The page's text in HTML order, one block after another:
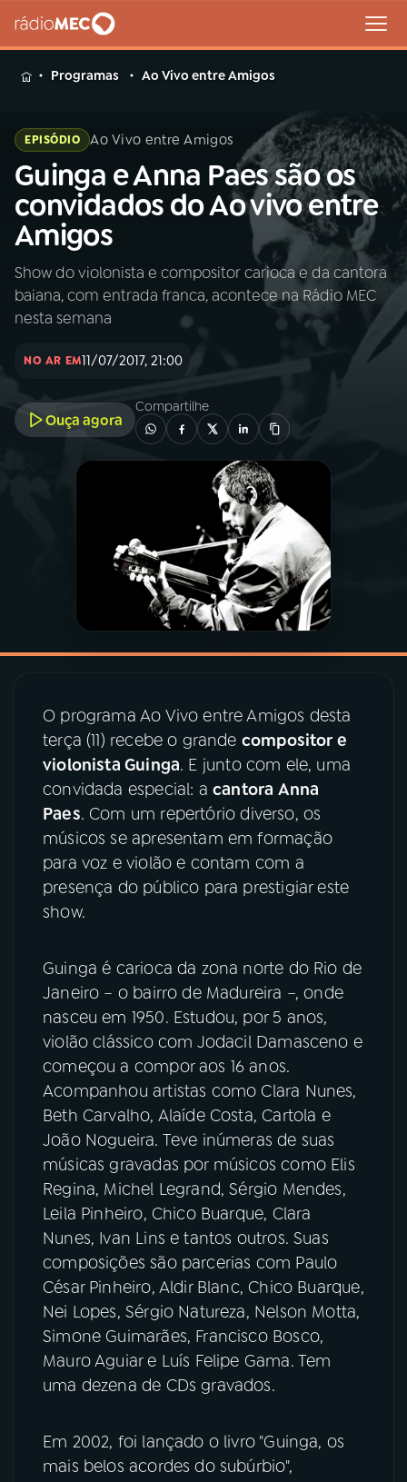
MENU
Buscar
na
Rádio
MEC
Buscar
Início AO VIVO
PODCASTS
VIDEOCASTS
08PRÊMIO RÁDIO MEC
ACOMPANHE A RÁDIO MEC
Facebook
Instagram
Programas Ao Vivo entre Amigos
EPISÓDIO Ao Vivo entre Amigos
Guinga e Anna Paes são os
convidados do Ao vivo entre
Amigos
Show do violonista e compositor carioca e da cantora
baiana, com entrada franca, acontece na Rádio MEC
nesta semana
NO AR EM11/07/2017, 21:00
Ouça agora
Compartilhe
O programa Ao Vivo entre Amigos desta
terça (11) recebe o grande compositor e
violonista Guinga. E junto com ele, uma
convidada especial: a cantora Anna
Paes. Com um repertório diverso, os
músicos se apresentam em formação
para voz e violão e contam com a
presença do público para prestigiar este
show.
Guinga é carioca da zona norte do Rio de
Janeiro – o bairro de Madureira –, onde
nasceu em 1950. Estudou, por 5 anos,
violão clássico com Jodacil Damasceno e
começou a compor aos 16 anos.
Acompanhou artistas como Clara Nunes,
Beth Carvalho, Alaíde Costa, Cartola e
João Nogueira. Teve inúmeras de suas
músicas gravadas por músicos como Elis
Regina, Michel Legrand, Sérgio Mendes,
Leila Pinheiro, Chico Buarque, Clara
Nunes, Ivan Lins e tantos outros. Suas
composições são parcerias com Paulo
César Pinheiro, Aldir Blanc, Chico Buarque,
Nei Lopes, Sérgio Natureza, Nelson Motta,
Simone Guimarães, Francisco Bosco,
Mauro Aguiar e Luís Felipe Gama. Tem
uma dezena de CDs gravados.
Em 2002, foi lançado o livro "Guinga, os
mais belos acordes do subúrbio",